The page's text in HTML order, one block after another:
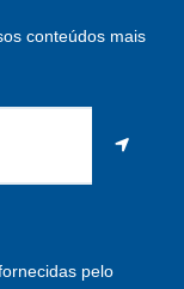
conteúdos mais
pelo